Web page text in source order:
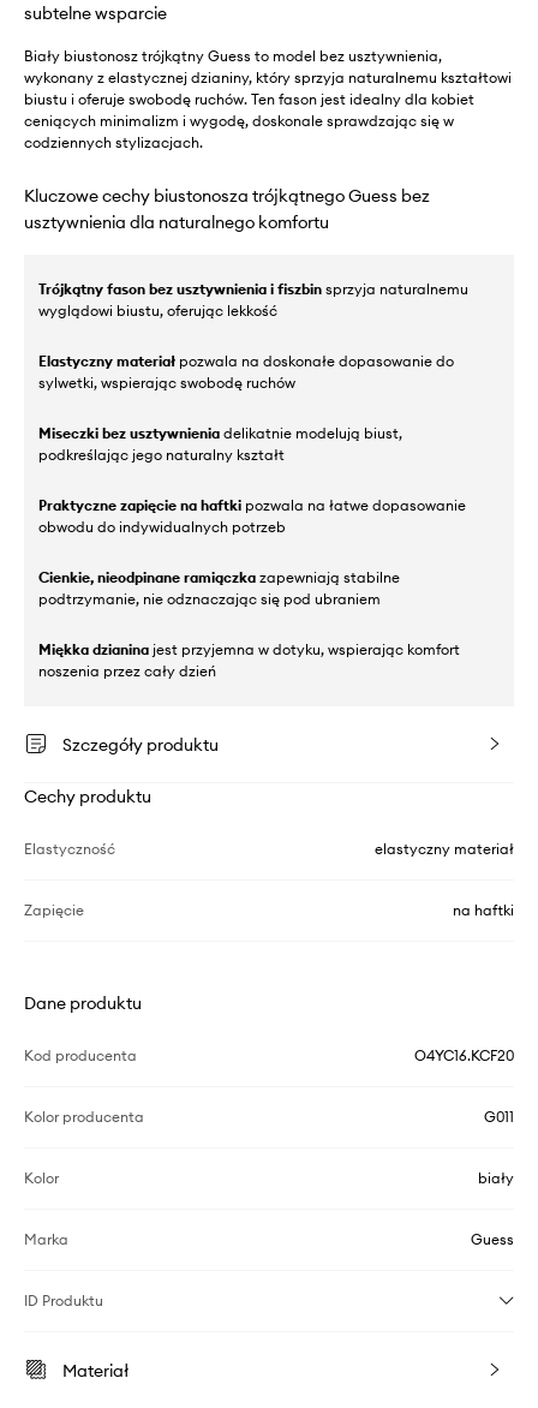
subtelne wsparcie
Biały biustonosz trójkątny Guess to model bez usztywnienia,
wykonany z elastycznej dzianiny, który sprzyja naturalnemu kształtowi
biustu i oferuje swobodę ruchów. Ten fason jest idealny dla kobiet
ceniących minimalizm i wygodę, doskonale sprawdzając się w
codziennych stylizacjach.
Kluczowe cechy biustonosza trójkątnego Guess bez
usztywnienia dla naturalnego komfortu
Trójkątny fason bez usztywnienia i fiszbin sprzyja naturalnemu
wyglądowi biustu, oferując lekkość
Elastyczny materiał pozwala na doskonałe dopasowanie do
sylwetki, wspierając swobodę ruchów
Miseczki bez usztywnienia delikatnie modelują biust,
podkreślając jego naturalny kształt
Praktyczne zapięcie na haftki pozwala na łatwe dopasowanie
obwodu do indywidualnych potrzeb
Cienkie, nieodpinane ramiączka zapewniają stabilne
podtrzymanie, nie odznaczając się pod ubraniem
Miękka dzianina jest przyjemna w dotyku, wspierając komfort
noszenia przez cały dzień
Szczegóły produktu
Cechy produktu
Elastyczność elastyczny materiał
Zapięcie na haftki
Dane produktu
Kod producenta O4YC16.KCF20
Kolor producenta G011
Kolor biały
Marka Guess
ID Produktu
Materiał